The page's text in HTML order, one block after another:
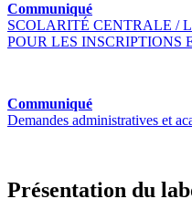
Communiqué
SCOLARITÉ CENTRALE /
POUR LES INSCRIPTIONS
Communiqué
Demandes administratives et
Présentation du